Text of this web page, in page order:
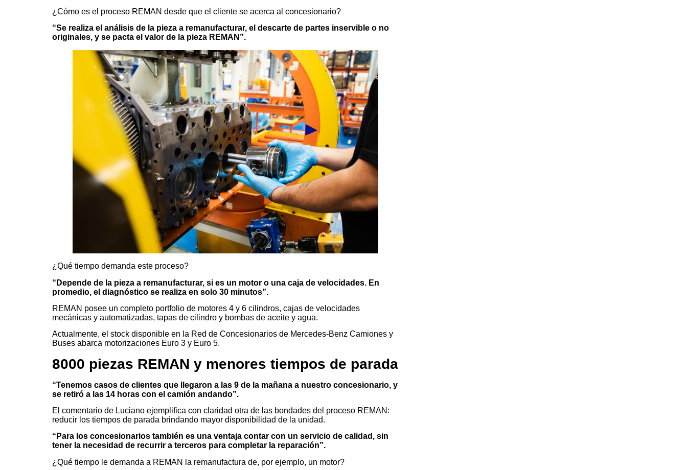
¿Cómo es el proceso REMAN desde que el cliente se acerca al concesionario?
“Se realiza el análisis de la pieza a remanufacturar, el descarte de partes inservible o no
originales, y se pacta el valor de la pieza REMAN”.
¿Qué tiempo demanda este proceso?
“Depende de la pieza a remanufacturar, si es un motor o una caja de velocidades. En
promedio, el diagnóstico se realiza en solo 30 minutos”.
REMAN posee un completo portfolio de motores 4 y 6 cilindros, cajas de velocidades
mecánicas y automatizadas, tapas de cilindro y bombas de aceite y agua.
Actualmente, el stock disponible en la Red de Concesionarios de Mercedes-Benz Camiones y
Buses abarca motorizaciones Euro 3 y Euro 5.
8000 piezas REMAN y menores tiempos de parada
“Tenemos casos de clientes que llegaron a las 9 de la mañana a nuestro concesionario, y
se retiró a las 14 horas con el camión andando”.
El comentario de Luciano ejemplifica con claridad otra de las bondades del proceso REMAN:
reducir los tiempos de parada brindando mayor disponibilidad de la unidad.
“Para los concesionarios también es una ventaja contar con un servicio de calidad, sin
tener la necesidad de recurrir a terceros para completar la reparación”.
¿Qué tiempo le demanda a REMAN la remanufactura de, por ejemplo, un motor?